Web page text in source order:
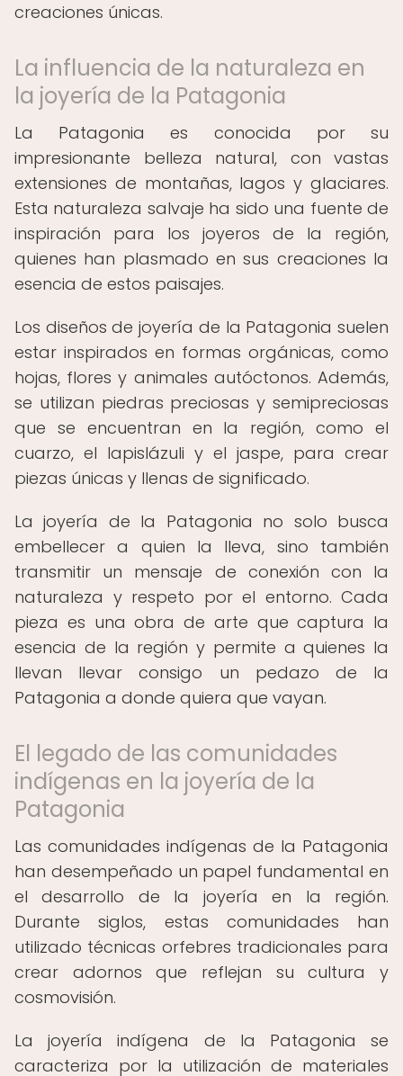
creaciones únicas.
La influencia de la naturaleza en
la joyería de la Patagonia
La Patagonia es conocida por su
impresionante belleza natural, con vastas
extensiones de montañas, lagos y glaciares.
Esta naturaleza salvaje ha sido una fuente de
inspiración para los joyeros de la región,
quienes han plasmado en sus creaciones la
esencia de estos paisajes.
Los diseños de joyería de la Patagonia suelen
estar inspirados en formas orgánicas, como
hojas, flores y animales autóctonos. Además,
se utilizan piedras preciosas y semipreciosas
que se encuentran en la región, como el
cuarzo, el lapislázuli y el jaspe, para crear
piezas únicas y llenas de significado.
La joyería de la Patagonia no solo busca
embellecer a quien la lleva, sino también
transmitir un mensaje de conexión con la
naturaleza y respeto por el entorno. Cada
pieza es una obra de arte que captura la
esencia de la región y permite a quienes la
llevan llevar consigo un pedazo de la
Patagonia a donde quiera que vayan.
El legado de las comunidades
indígenas en la joyería de la
Patagonia
Las comunidades indígenas de la Patagonia
han desempeñado un papel fundamental en
el desarrollo de la joyería en la región.
Durante siglos, estas comunidades han
utilizado técnicas orfebres tradicionales para
crear adornos que reflejan su cultura y
cosmovisión.
La joyería indígena de la Patagonia se
caracteriza por la utilización de materiales